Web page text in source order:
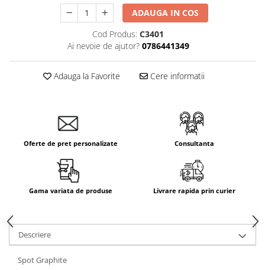
Aparataj Smart
Intrerupatoare Touch / Standard
German
Intrerupatoare Touch / Standard
Prize Schuko - TV / Date / Media
Prize + Intrerupatoare
Living Now With Netatmo
Prize si Intrerupatoare
Gama Palmyie Viko
Aparataj Clasic
Panasonic Arkedia Slim
ADAUGA IN COS
Cod Produs: C3401
Ai nevoie de ajutor? 0786441349
Adauga la Favorite Cere informatii
Oferte de pret personalizate Consultanta
Gama variata de produse Livrare rapida prin curier
Descriere
Spot Graphite